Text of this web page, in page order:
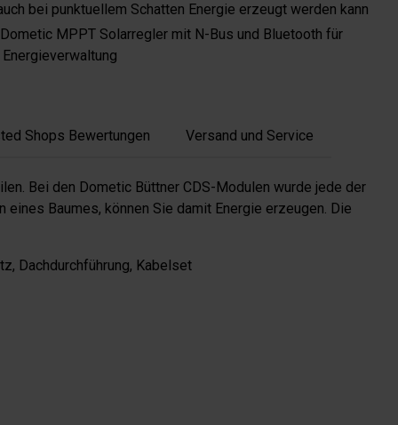
bei punktuellem Schatten Energie erzeugt werden kann
MPPT Solarregler mit N-Bus und Bluetooth für
Shops Bewertungen Versand und Service
Bei den Dometic Büttner CDS-Modulen wurde jede der
Baumes, können Sie damit Energie erzeugen. Die
Dachdurchführung, Kabelset